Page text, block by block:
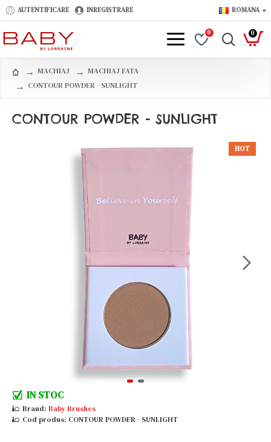
AUTENTIFICARE INREGISTRARE ROMANA
0 0
MACHIAJ
MACHIAJ FATA
CONTOUR POWDER - SUNLIGHT
CONTOUR POWDER - SUNLIGHT
HOT
IN STOC
Brand: Baby Brushes
Cod produs: CONTOUR POWDER - SUNLIGHT